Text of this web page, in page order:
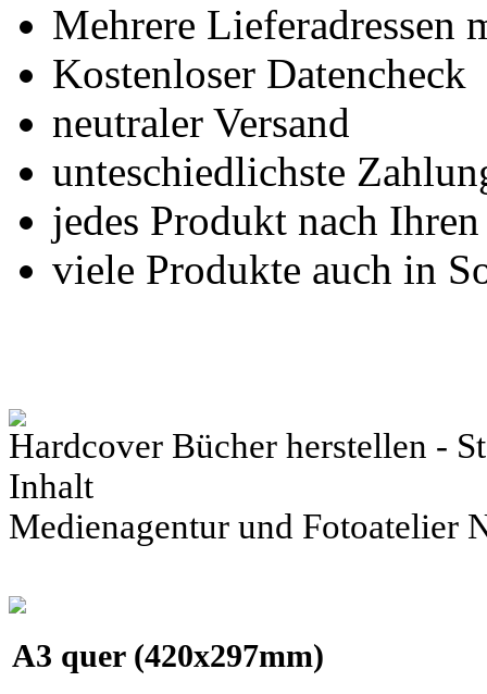
Mehrere Lieferadressen
Kostenloser Datencheck
neutraler Versand
unteschiedlichste
jedes Produkt nach
viele Produkte auch in
Hardcover Bücher herstellen -
Inhalt
Medienagentur und Fotoatelier
A3 quer (420x297mm)